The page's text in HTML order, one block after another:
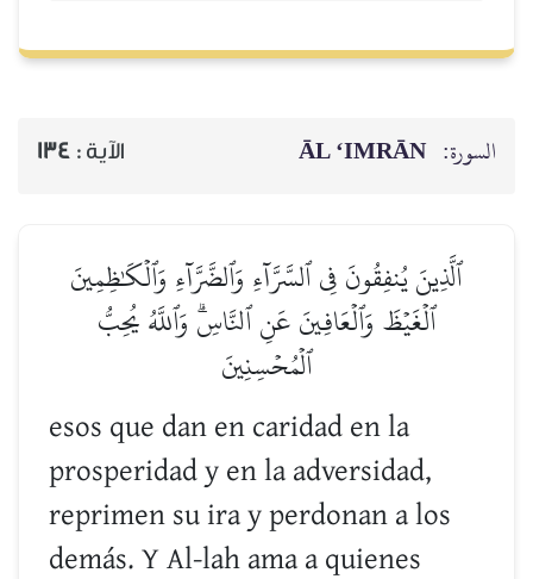
السورة: ĀL ‘IMRĀN الآية : 134
ٱلَّذِينَ يُنفِقُونَ فِي ٱلسَّرَّآءِ وَٱلضَّرَّآءِ وَٱلۡكَٰظِمِينَ
ٱلۡغَيۡظَ وَٱلۡعَافِينَ عَنِ ٱلنَّاسِۗ وَٱللَّهُ يُحِبُّ
ٱلۡمُحۡسِنِينَ
esos que dan en caridad en la
prosperidad y en la adversidad,
reprimen su ira y perdonan a los
demás. Y Al-lah ama a quienes